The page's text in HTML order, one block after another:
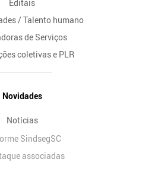
Editais
/ Talento humano
de Serviços
coletivas e PLR
Novidades
Notícias
SindsegSC
associadas